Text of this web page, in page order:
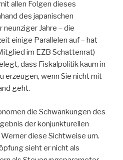
allen Folgen dieses
des japanischen
Jahre – die
einige Parallelen auf – hat
im EZB Schattenrat)
dass Fiskalpolitik kaum in
erzeugen, wenn Sie nicht mit
geht.
die Schwankungen des
der konjunkturellen
diese Sichtweise um.
sieht er nicht als